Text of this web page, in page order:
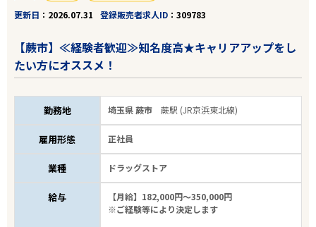
更新日
2026.07.31 登録販売者求人ID 309783
【蕨市】≪経験者歓迎≫知名度高★キャリアアップをし
たい方にオススメ！
勤務地 埼玉県 蕨市蕨駅 (JR京浜東北線)
雇用形態 正社員
業種 ドラッグストア
給与
【月給】182,000円～350,000円
※ご経験等により決定します